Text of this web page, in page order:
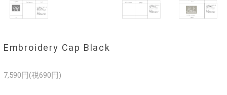
Embroidery Cap Black
7,590円(税690円)